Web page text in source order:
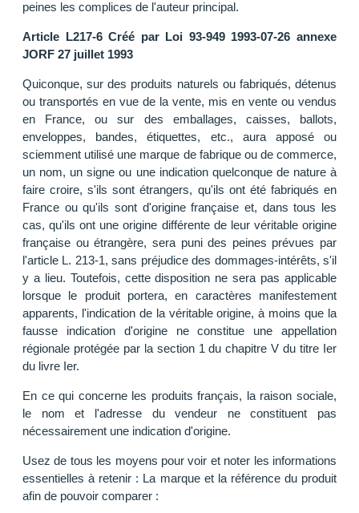
peines les complices de l'auteur principal.
Article L217-6 Créé par Loi 93-949 1993-07-26 annexe
JORF 27 juillet 1993
Quiconque, sur des produits naturels ou fabriqués, détenus
ou transportés en vue de la vente, mis en vente ou vendus
en France, ou sur des emballages, caisses, ballots,
enveloppes, bandes, étiquettes, etc., aura apposé ou
sciemment utilisé une marque de fabrique ou de commerce,
un nom, un signe ou une indication quelconque de nature à
faire croire, s'ils sont étrangers, qu'ils ont été fabriqués en
France ou qu'ils sont d'origine française et, dans tous les
cas, qu'ils ont une origine différente de leur véritable origine
française ou étrangère, sera puni des peines prévues par
l'article L. 213-1, sans préjudice des dommages-intérêts, s'il
y a lieu. Toutefois, cette disposition ne sera pas applicable
lorsque le produit portera, en caractères manifestement
apparents, l'indication de la véritable origine, à moins que la
fausse indication d'origine ne constitue une appellation
régionale protégée par la section 1 du chapitre V du titre Ier
du livre Ier.
En ce qui concerne les produits français, la raison sociale,
le nom et l'adresse du vendeur ne constituent pas
nécessairement une indication d'origine.
Usez de tous les moyens pour voir et noter les informations
essentielles à retenir : La marque et la référence du produit
afin de pouvoir comparer :